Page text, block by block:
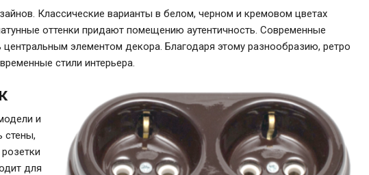
Классические варианты в белом, черном и кремовом цветах
оттенки придают помещению аутентичность. Современные
элементом декора. Благодаря этому разнообразию, ретро
стили интерьера.
и
стены,
для